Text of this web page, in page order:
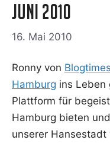
Juni 2010
16. Mai 2010
Ron­ny von Blog­times
Ham­burg ins Leben
Platt­form für
Ham­burg bie­ten
unse­rer Han­se­stadt